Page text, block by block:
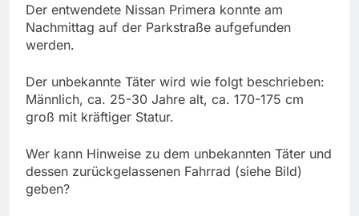
Der entwendete Nissan Primera konnte am
Nachmittag auf der Parkstraße aufgefunden
werden.
Der unbekannte Täter wird wie folgt beschrieben:
Männlich, ca. 25-30 Jahre alt, ca. 170-175 cm
groß mit kräftiger Statur.
Wer kann Hinweise zu dem unbekannten Täter und
dessen zurückgelassenen Fahrrad (siehe Bild)
geben?